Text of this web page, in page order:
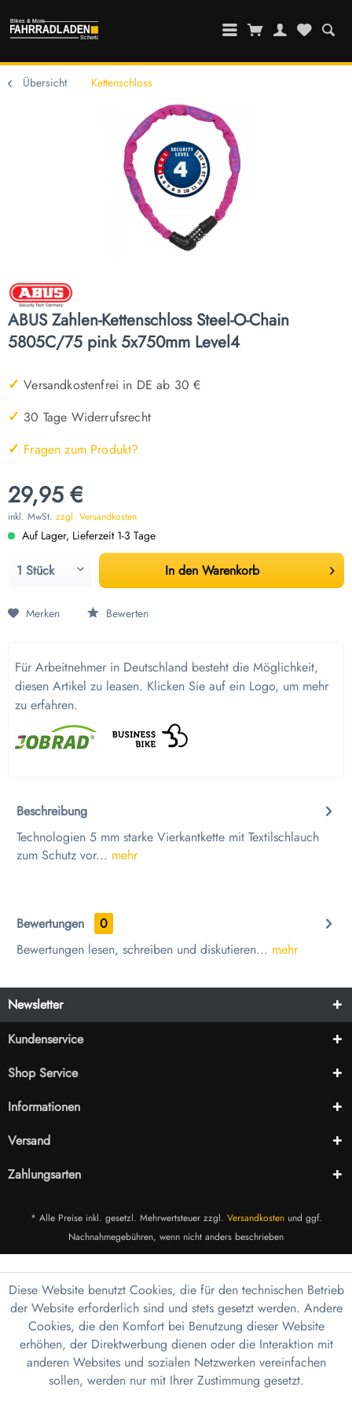
Übersicht Kettenschloss
ABUS Zahlen-Kettenschloss Steel-O-Chain
5805C/75 pink 5x750mm Level4
✓ Versandkostenfrei in DE ab 30 €
✓ 30 Tage Widerrufsrecht
✓ Fragen zum Produkt?
29,95 €
inkl. MwSt. zzgl. Versandkosten
Auf Lager, Lieferzeit 1-3 Tage
In den Warenkorb
Merken Bewerten
Für Arbeitnehmer in Deutschland besteht die Möglichkeit,
diesen Artikel zu leasen. Klicken Sie auf ein Logo, um mehr
zu erfahren.
Beschreibung
Technologien 5 mm starke Vierkantkette mit Textilschlauch
zum Schutz vor... mehr
Bewertungen
0
Bewertungen lesen, schreiben und diskutieren... mehr
Newsletter
Kundenservice
Shop Service
Informationen
Versand
Zahlungsarten
* Alle Preise inkl. gesetzl. Mehrwertsteuer zzgl. Versandkostenund ggf.
Nachnahmegebühren, wenn nicht anders beschrieben
Diese Website benutzt Cookies, die für den technischen Betrieb
der Website erforderlich sind und stets gesetzt werden. Andere
Cookies, die den Komfort bei Benutzung dieser Website
erhöhen, der Direktwerbung dienen oder die Interaktion mit
anderen Websites und sozialen Netzwerken vereinfachen
sollen, werden nur mit Ihrer Zustimmung gesetzt.